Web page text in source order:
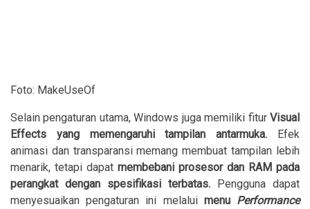
Foto: MakeUseOf
Selain pengaturan utama, Windows juga memiliki fitur Visual
Effects yang memengaruhi tampilan antarmuka. Efek
animasi dan transparansi memang membuat tampilan lebih
menarik, tetapi dapat membebani prosesor dan RAM pada
perangkat dengan spesifikasi terbatas. Pengguna dapat
menyesuaikan pengaturan ini melalui menu Performance